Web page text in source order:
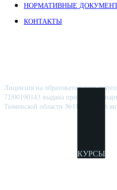
НОРМАТИВНЫЕ
КОНТАКТЫ
Лицензия на образовательную
72/00190143 выдана приказом
Тюменской области №11/ОД от 16
КУРСЫ